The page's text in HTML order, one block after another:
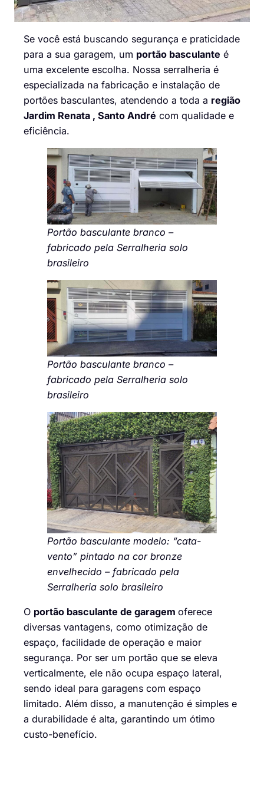
Se você está buscando segurança e praticidade
para a sua garagem, um portão basculante é
uma excelente escolha. Nossa serralheria é
especializada na fabricação e instalação de
portões basculantes, atendendo a toda a região
Jardim Renata , Santo André com qualidade e
eficiência.
Portão basculante branco –
fabricado pela Serralheria solo
brasileiro
Portão basculante branco –
fabricado pela Serralheria solo
brasileiro
Portão basculante modelo: “cata-
vento” pintado na cor bronze
envelhecido – fabricado pela
Serralheria solo brasileiro
O portão basculante de garagem oferece
diversas vantagens, como otimização de
espaço, facilidade de operação e maior
segurança. Por ser um portão que se eleva
verticalmente, ele não ocupa espaço lateral,
sendo ideal para garagens com espaço
limitado. Além disso, a manutenção é simples e
a durabilidade é alta, garantindo um ótimo
custo-benefício.